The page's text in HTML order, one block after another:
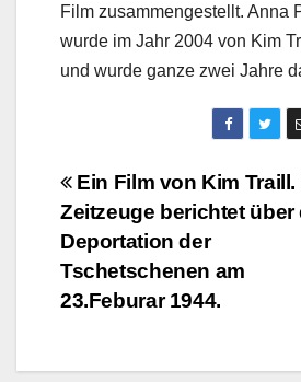
Film zusammengestellt. Anna
wurde im Jahr 2004 von Kim
und wurde ganze zwei Jahre
Ein Film von Kim Traill.
Zeitzeuge berichtet über
Deportation der
Tschetschenen am
23.Feburar 1944.